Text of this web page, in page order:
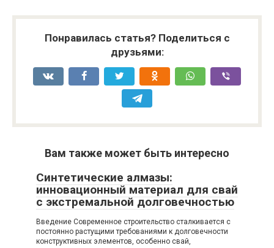
Понравилась статья? Поделиться с
друзьями:
Вам также может быть интересно
Синтетические алмазы:
инновационный материал для свай
с экстремальной долговечностью
Введение Современное строительство сталкивается с
постоянно растущими требованиями к долговечности
конструктивных элементов, особенно свай,